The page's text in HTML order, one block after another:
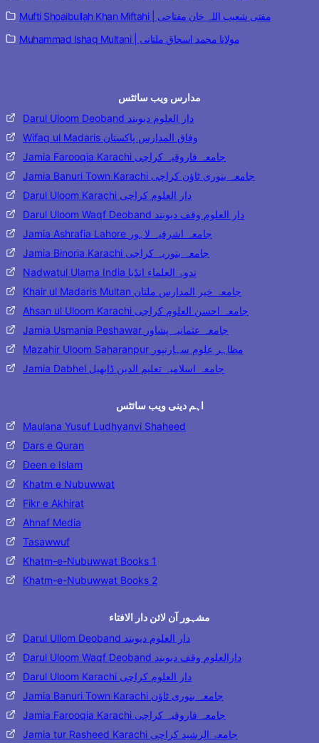
Mufti Shoaibullah Khan Miftahi | مفتی شعیب اللہ خان مفتاحی
Muhammad Ishaq Multani | مولانا محمد اسحاق ملتانی
مدارس ویب سائٹس
Darul Uloom Deoband دار العلوم دیوبند
Wifaq ul Madaris وفاق المدارس پاکستان
Jamia Farooqia Karachi جامعہ فاروقیہ کراچی
Jamia Banuri Town Karachi جامعہ بنوری ٹاؤن کراچی
Darul Uloom Karachi دار العلوم کراچی
Darul Uloom Waqf Deoband دار العلوم وقف دیوبند
Jamia Ashrafia Lahore جامعہ اشرفیہ لاہور
Jamia Binoria Karachi جامعہ بنوریہ کراچی
Nadwatul Ulama India ندوۃ العلماء انڈیا
Khair ul Madaris Multan جامعہ خیر المدارس ملتان
Ahsan ul Uloom Karachi جامعہ احسن العلوم کراچی
Jamia Usmania Peshawar جامعہ عثمانیہ پشاور
Mazahir Uloom Saharanpur مظاہر علوم سہارنپور
Jamia Dabhel جامعہ اسلامیہ تعلیم الدین ڈابھیل
اہم دینی ویب سائٹس
Maulana Yusuf Ludhyanvi Shaheed
Dars e Quran
Deen e Islam
Khatm e Nubuwwat
Fikr e Akhirat
Ahnaf Media
Tasawwuf
Khatm-e-Nubuwwat Books 1
Khatm-e-Nubuwwat Books 2
مشہور آن لائن دار الافتاء
Darul Ullom Deoband دار العلوم دیوبند
Darul Uloom Waqf Deoband دارالعلوم وقف دیوبند
Darul Uloom Karachi دار العلوم کراچی
Jamia Banuri Town Karachi جامعہ بنوری ٹاؤن
Jamia Farooqia Karachi جامعہ فاروقیہ کراچی
Jamia tur Rasheed Karachi جامعۃ الرشید کراچی